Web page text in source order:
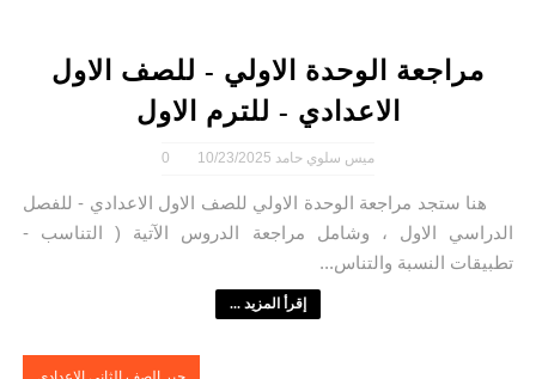
مراجعة الوحدة الاولي - للصف الاول
الاعدادي - للترم الاول
ميس سلوي حامد 10/23/2025
0
هنا ستجد مراجعة الوحدة الاولي للصف الاول الاعدادي - للفصل
الدراسي الاول ، وشامل مراجعة الدروس الآتية ( التناسب -
تطبيقات النسبة والتناس...
إقرأ المزيد ...